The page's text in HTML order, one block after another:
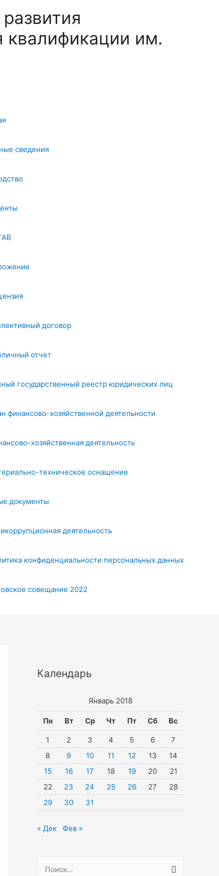
квалификации им.
сведения
договор
отчет
государственный реестр юридических лиц
финансово-хозяйственной деятельности
хозяйственная деятельность
техническое оснащение
документы
деятельность
конфиденциальности персональных данных
совещание 2022
Календарь
Январь 2018
Пн Вт Ср Чт Пт Сб Вс
1 2 3 4 5 6
7
8
9 10 11 12 13
14
15
16 17 18 19 20
21
22
23 24 25 26 27
28
29
30 31
« Дек Фев »